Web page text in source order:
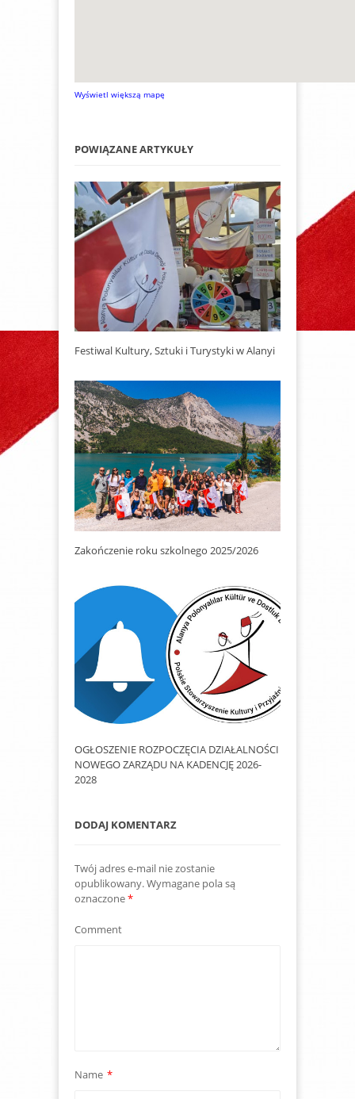
Wyświetl większą mapę
POWIĄZANE ARTYKUŁY
Festiwal Kultury, Sztuki i Turystyki w Alanyi
Zakończenie roku szkolnego 2025/2026
OGŁOSZENIE ROZPOCZĘCIA DZIAŁALNOŚCI
NOWEGO ZARZĄDU NA KADENCJĘ 2026-
2028
DODAJ KOMENTARZ
Twój adres e-mail nie zostanie
opublikowany.Wymagane pola są
oznaczone*
Comment
Name *